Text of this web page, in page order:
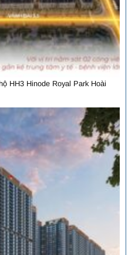
HH3 Hinode Royal Park Hoài